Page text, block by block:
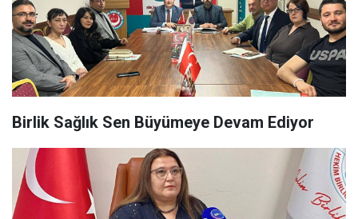
Birlik Sağlık Sen Büyümeye Devam Ediyor